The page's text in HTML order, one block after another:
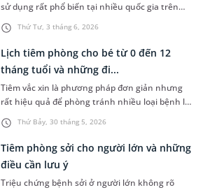
Thứ Tư, 3 tháng 6, 2026
sử dụng rất phổ biến tại nhiều quốc gia trên
thế giới với tác dụng giúp trẻ em phòng tránh
nguy cơ mắc bệnh bại liệt - một căn bệnh có
thể để lại rất nhiều biến chứng nghiêm trọng.
Mời các bậc phụ huynh cùng tham khảo bài
viết sau để hiểu rõ OPV là vắc xin gì và có đảm
bảo an toàn với trẻ nhỏ hay không?
Thứ Bảy, 30 tháng 5, 2026
Lịch tiêm phòng cho bé từ 0 đến 12
tháng tuổi và những đi...
Tiêm vắc xin là phương pháp đơn giản nhưng
rất hiệu quả để phòng tránh nhiều loại bệnh lý
nghiêm trọng. Với trẻ nhỏ, việc tiêm phòng lại
càng quan trọng vì đây là đối tượng có hệ miễn
dịch kém. Dưới đây là thông tin chi tiết về lịch
tiêm phòng cho bé từ 0 đến 12 tháng tuổi và
những lưu ý dành cho các bậc phụ huynh.
Tiêm phòng sởi cho người lớn và những
điều cần lưu ý
Triệu chứng bệnh sởi ở người lớn không rõ